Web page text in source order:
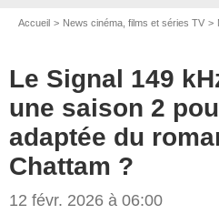
Accueil News cinéma, films et séries TV
Le Signal 149
une saison 2
adaptée du
Chattam ?
12 févr. 2026 à 06:00